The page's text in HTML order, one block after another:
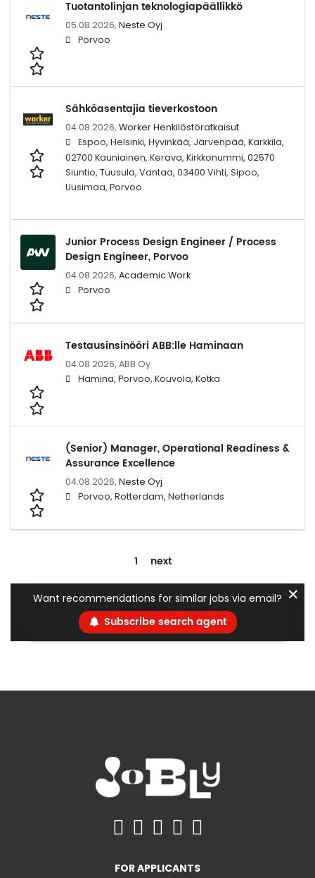
Tuotantolinjan teknologiapäällikkö
05.08.2026, Neste Oyj
Porvoo
Sähköasentajia tieverkostoon
04.08.2026, Worker Henkilöstöratkaisut
Espoo, Helsinki, Hyvinkää, Järvenpää, Karkkila,
02700 Kauniainen, Kerava, Kirkkonummi, 02570
Siuntio, Tuusula, Vantaa, 03400 Vihti, Sipoo,
Uusimaa, Porvoo
Junior Process Design Engineer / Process
Design Engineer, Porvoo
04.08.2026, Academic Work
Porvoo
Testausinsinööri ABB:lle Haminaan
04.08.2026, ABB Oy
Hamina, Porvoo, Kouvola, Kotka
(Senior) Manager, Operational Readiness &
Assurance Excellence
04.08.2026, Neste Oyj
Porvoo, Rotterdam, Netherlands
1 next
Want recommendations for similar jobs via email?
Subscribe search agent
✕
FOR APPLICANTS